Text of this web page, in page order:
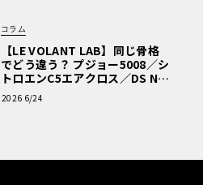
コラム
【LE VOLANT LAB】同じ骨格
でどう違う？ プジョー5008／シ
トロエンC5エアクロス／DS Nº4
読者一気乗りレポート
2026 6/24